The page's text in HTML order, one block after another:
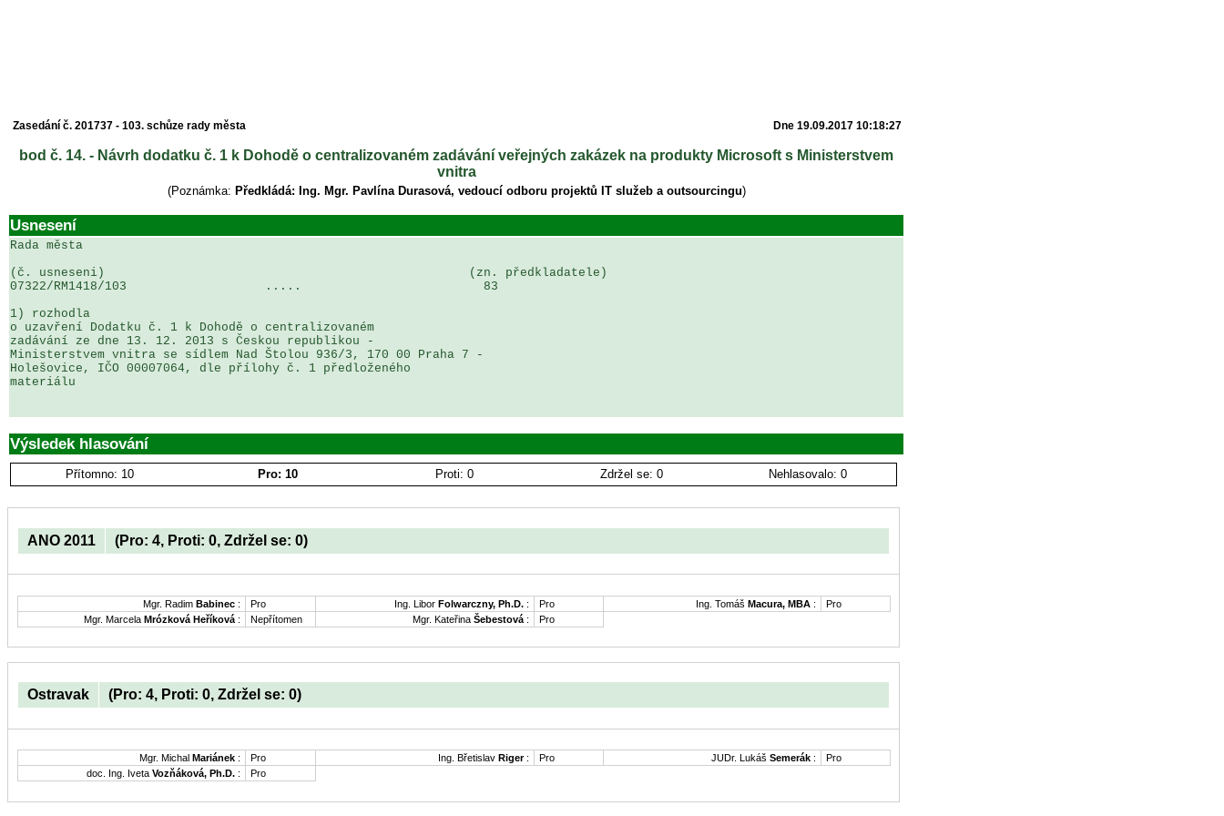
Zasedání č. 201737 - 103. schůze rady města Dne 19.09.2017 10:18:27
bod č. 14. - Návrh dodatku č. 1 k Dohodě o centralizovaném zadávání veřejných zakázek na produkty Microsoft s Ministerstvem
vnitra
(Poznámka: Předkládá: Ing. Mgr. Pavlína Durasová, vedoucí odboru projektů IT služeb a outsourcingu)
Usnesení
Rada města
(č. usneseni)                                                  (zn. předkladatele)
07322/RM1418/103                   .....                         83
1) rozhodla
o uzavření Dodatku č. 1 k Dohodě o centralizovaném
zadávání ze dne 13. 12. 2013 s Českou republikou -
Ministerstvem vnitra se sídlem Nad Štolou 936/3, 170 00 Praha 7 -
Holešovice, IČO 00007064, dle přílohy č. 1 předloženého
materiálu
Výsledek hlasování
Přítomno: 10 Pro: 10 Proti: 0 Zdržel se: 0 Nehlasovalo: 0
ANO 2011 (Pro: 4, Proti: 0, Zdržel se: 0)
Mgr. Radim Babinec : Pro Ing. Libor Folwarczny, Ph.D. : Pro Ing. Tomáš Macura, MBA :
Pro
Mgr. Marcela Mrózková Heříková : Nepřítomen Mgr. Kateřina Šebestová : Pro
Ostravak (Pro: 4, Proti: 0, Zdržel se: 0)
Mgr. Michal Mariánek : Pro Ing. Břetislav Riger: Pro JUDr. Lukáš Semerák :
Pro
doc. Ing. Iveta Vozňáková, Ph.D. : Pro